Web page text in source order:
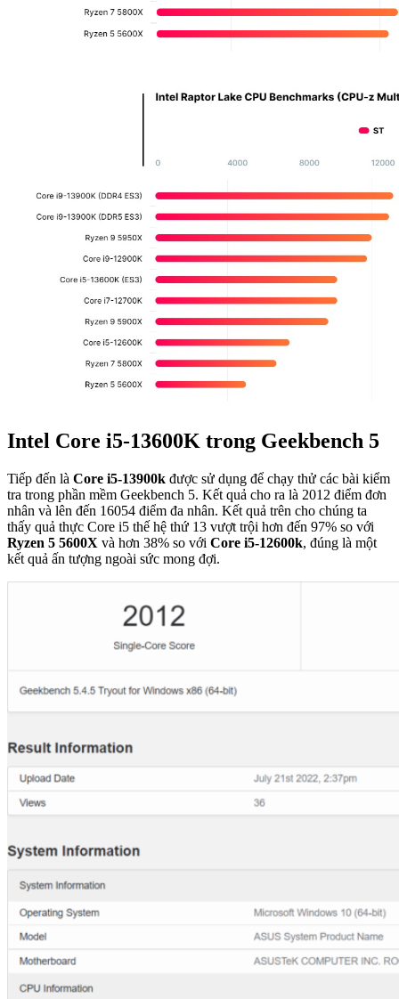
Intel Core i5-13600K trong Geekbench 5
Tiếp đến là Core i5-13900k được sử dụng để chạy thử các bài kiểm
tra trong phần mềm Geekbench 5. Kết quả cho ra là 2012 điểm đơn
nhân và lên đến 16054 điểm đa nhân. Kết quả trên cho chúng ta
thấy quả thực Core i5 thế hệ thứ 13 vượt trội hơn đến 97% so với
Ryzen 5 5600X và hơn 38% so với Core i5-12600k, đúng là một
kết quả ấn tượng ngoài sức mong đợi.